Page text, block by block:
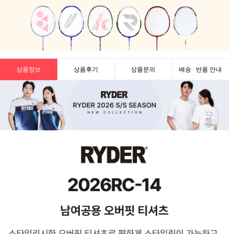
상품정보 상품후기 상품문의 배송 · 반품 안내